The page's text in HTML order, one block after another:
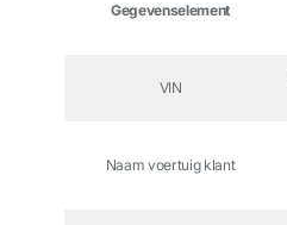
Gegevenselement
VIN
Naam voertuig klant